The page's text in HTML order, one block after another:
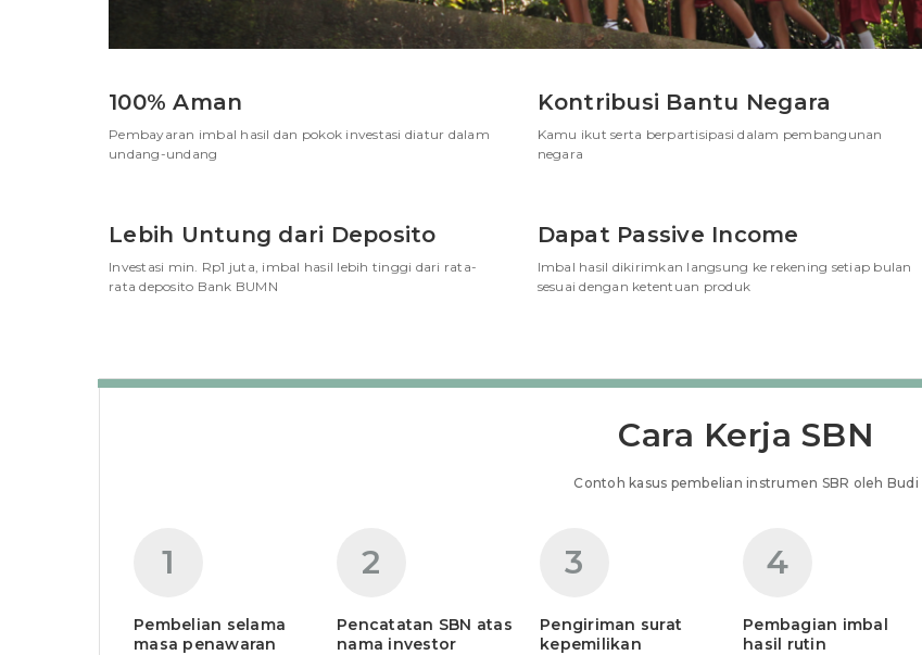
100% Aman
Pembayaran imbal hasil dan pokok investasi diatur dalam
undang-undang
Lebih Untung dari Deposito
Investasi min. Rp1 juta, imbal hasil lebih tinggi dari rata-
rata deposito Bank BUMN
Kontribusi Bantu Negara
Kamu ikut serta berpartisipasi dalam pembangunan
negara
Dapat Passive Income
Imbal hasil dikirimkan langsung ke rekening setiap bulan
sesuai dengan ketentuan produk
Cara Kerja SBN
Contoh kasus pembelian instrumen SBR oleh Budi
1
Pembelian selama
masa penawaran
2
Pencatatan SBN atas
nama investor
3
Pengiriman surat
kepemilikan
4
Pembagian imbal
hasil rutin